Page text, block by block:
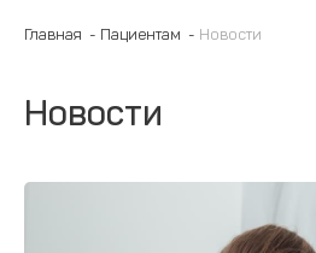
Главная Пациентам Новости
Новости